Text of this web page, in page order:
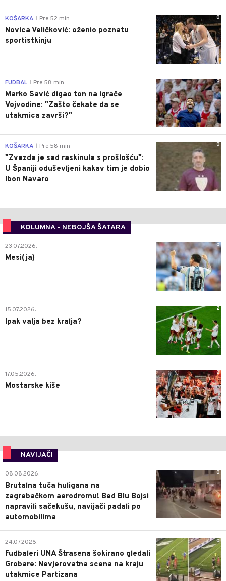
0
KOŠARKA Pre 52 min
Novica Veličković: oženio poznatu
sportistkinju
0
FUDBAL Pre 58 min
Marko Savić digao ton na igrače
Vojvodine: "Zašto čekate da se
utakmica završi?"
0
KOŠARKA Pre 58 min
"Zvezda je sad raskinula s prošlošću":
U Španiji oduševljeni kakav tim je dobio
Ibon Navaro
KOLUMNA - NEBOJŠA ŠATARA
0
23.07.2026.
Mesi(ja)
2
15.07.2026.
Ipak valja bez kralja?
0
17.05.2026.
Mostarske kiše
NAVIJAČI
0
08.08.2026.
Brutalna tuča huligana na
zagrebačkom aerodromu! Bed Blu Bojsi
napravili sačekušu, navijači padali po
automobilima
0
24.07.2026.
Fudbaleri UNA Štrasena šokirano gledali
Grobare: Nevjerovatna scena na kraju
utakmice Partizana